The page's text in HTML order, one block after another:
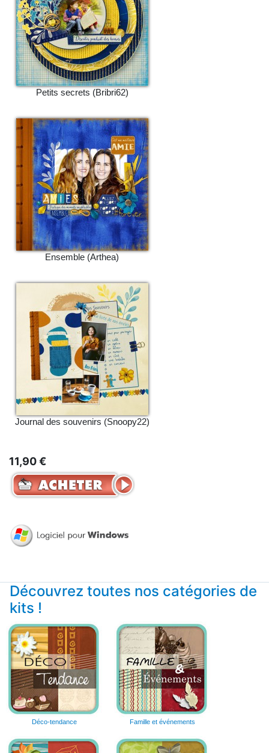
Petits secrets (Bribri62)
Ensemble (Arthea)
Journal des souvenirs (Snoopy22)
11,90 €
Découvrez toutes nos catégories de
kits !
Déco-tendance Famille et événements